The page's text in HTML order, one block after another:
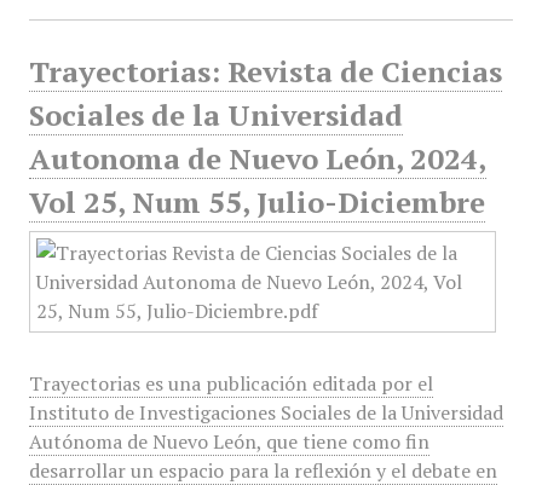
Trayectorias: Revista de Ciencias
Sociales de la Universidad
Autonoma de Nuevo León, 2024,
Vol 25, Num 55, Julio-Diciembre
Trayectorias es una publicación editada por el
Instituto de Investigaciones Sociales de la Universidad
Autónoma de Nuevo León, que tiene como fin
desarrollar un espacio para la reflexión y el debate en